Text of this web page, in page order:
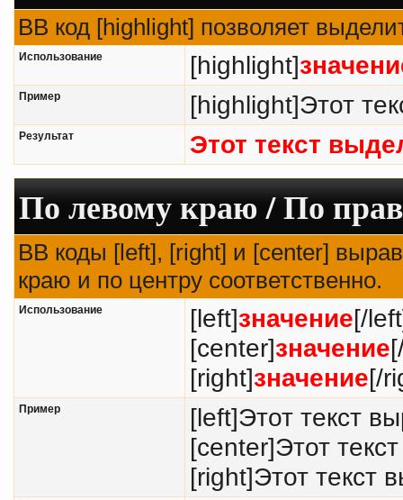
BB код [highlight] позволяет
Использование [highlight]
Пример [highlight]Этот
Результат Этот текст
По левому краю / По
BB коды [left], [right] и [center]
краю и по центру соответственно.
Использование [left]значение[/
[center]значение
[right]значение[/
Пример
[left]Этот текст
[center]Этот
[right]Этот текст